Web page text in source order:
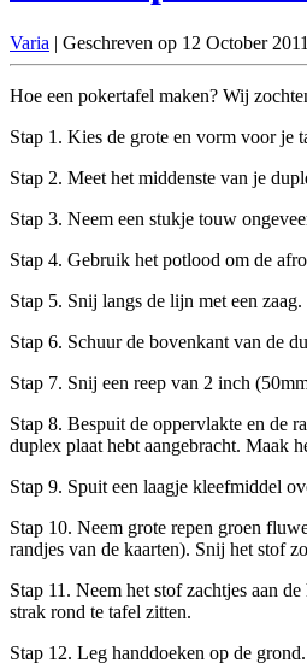
Varia | Geschreven op 12 October 2011
Hoe een pokertafel maken? Wij
Stap 1. Kies de grote en vorm voor je
Stap 2. Meet het middenste van je
Stap 3. Neem een stukje touw
Stap 4. Gebruik het potlood om de
Stap 5. Snij langs de lijn met een zaag.
Stap 6. Schuur de bovenkant van de
Stap 7. Snij een reep van 2 inch
Stap 8. Bespuit de oppervlakte en de
duplex plaat hebt aangebracht. Maak
Stap 9. Spuit een laagje kleefmiddel
Stap 10. Neem grote repen groen
randjes van de kaarten). Snij het stof
Stap 11. Neem het stof zachtjes aan
strak rond te tafel zitten.
Stap 12. Leg handdoeken op de